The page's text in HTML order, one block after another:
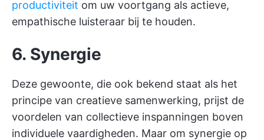
productiviteit om uw voortgang als actieve,
empathische luisteraar bij te houden.
6. Synergie
Deze gewoonte, die ook bekend staat als het
principe van creatieve samenwerking, prijst de
voordelen van collectieve inspanningen boven
individuele vaardigheden. Maar om synergie op